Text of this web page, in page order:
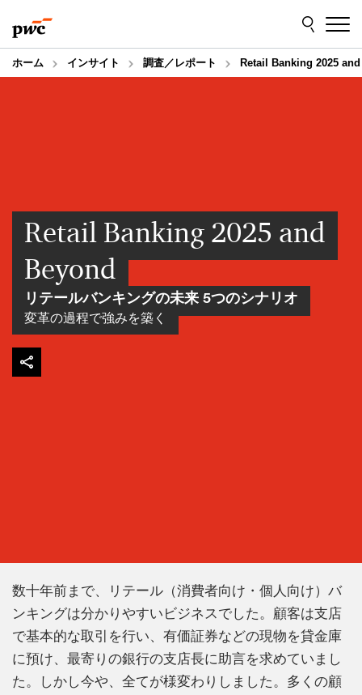
to
content
to
footer
ホーム インサイト 調査／レポート Retail Banking 2025
Retail Banking 2025 and
Beyond
リテールバンキングの未来 5つのシナリオ
変革の過程で強みを築く
数十年前まで、リテール（消費者向け・個人向け）バ
ンキングは分かりやすいビジネスでした。顧客は支店
で基本的な取引を行い、有価証券などの現物を貸金庫
に預け、最寄りの銀行の支店長に助言を求めていまし
た。しかし今や、全てが様変わりしました。多くの顧